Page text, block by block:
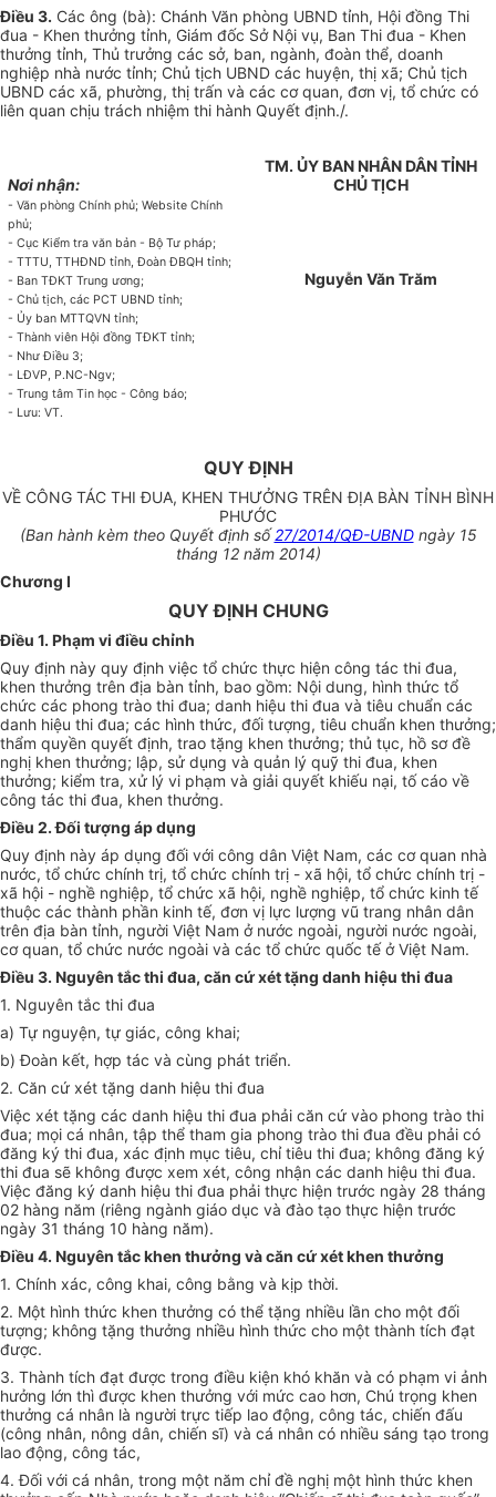
Điều 3. Các ông (bà): Chánh Văn phòng UBND tỉnh, Hội đồng Thi
đua - Khen thưởng tỉnh, Giám đốc Sở Nội vụ, Ban Thi đua - Khen
thưởng tỉnh, Thủ trưởng các sở, ban, ngành, đoàn thể, doanh
nghiệp nhà nước tỉnh; Chủ tịch UBND các huyện, thị xã; Chủ tịch
UBND các xã, phường, thị trấn và các cơ quan, đơn vị, tổ chức có
liên quan chịu trách nhiệm thi hành Quyết định./.
Nơi nhận:
- Văn phòng Chính phủ; Website Chính
phủ;
- Cục Kiểm tra văn bản - Bộ Tư pháp;
- TTTU, TTHĐND tỉnh, Đoàn ĐBQH tỉnh;
- Ban TĐKT Trung ương;
- Chủ tịch, các PCT UBND tỉnh;
- Ủy ban MTTQVN tỉnh;
- Thành viên Hội đồng TĐKT tỉnh;
- Như Điều 3;
- LĐVP, P.NC-Ngv;
- Trung tâm Tin học - Công báo;
- Lưu: VT.
TM. ỦY BAN NHÂN DÂN TỈNH
CHỦ TỊCH
Nguyễn Văn Trăm
QUY ĐỊNH
VỀ CÔNG TÁC THI ĐUA, KHEN THƯỞNG TRÊN ĐỊA BÀN TỈNH BÌNH
PHƯỚC
(Ban hành kèm theo Quyết định số27/2014/QĐ-UBNDngày 15
tháng 12 năm 2014)
Chương I
QUY ĐỊNH CHUNG
Điều 1. Phạm vi điều chỉnh
Quy định này quy định việc tổ chức thực hiện công tác thi đua,
khen thưởng trên địa bàn tỉnh, bao gồm: Nội dung, hình thức tổ
chức các phong trào thi đua; danh hiệu thi đua và tiêu chuẩn các
danh hiệu thi đua; các hình thức, đối tượng, tiêu chuẩn khen thưởng;
thẩm quyền quyết định, trao tặng khen thưởng; thủ tục, hồ sơ đề
nghị khen thưởng; lập, sử dụng và quản lý quỹ thi đua, khen
thưởng; kiểm tra, xử lý vi phạm và giải quyết khiếu nại, tố cáo về
công tác thi đua, khen thưởng.
Điều 2. Đối tượng áp dụng
Quy định này áp dụng đối với công dân Việt Nam, các cơ quan nhà
nước, tổ chức chính trị, tổ chức chính trị - xã hội, tổ chức chính trị -
xã hội - nghề nghiệp, tổ chức xã hội, nghề nghiệp, tổ chức kinh tế
thuộc các thành phần kinh tế, đơn vị lực lượng vũ trang nhân dân
trên địa bàn tỉnh, người Việt Nam ở nước ngoài, người nước ngoài,
cơ quan, tổ chức nước ngoài và các tổ chức quốc tế ở Việt Nam.
Điều 3. Nguyên tắc thi đua, căn cứ xét tặng danh hiệu thi đua
1. Nguyên tắc thi đua
a) Tự nguyện, tự giác, công khai;
b) Đoàn kết, hợp tác và cùng phát triển.
2. Căn cứ xét tặng danh hiệu thi đua
Việc xét tặng các danh hiệu thi đua phải căn cứ vào phong trào thi
đua; mọi cá nhân, tập thể tham gia phong trào thi đua đều phải có
đăng ký thi đua, xác định mục tiêu, chỉ tiêu thi đua; không đăng ký
thi đua sẽ không được xem xét, công nhận các danh hiệu thi đua.
Việc đăng ký danh hiệu thi đua phải thực hiện trước ngày 28 tháng
02 hàng năm (riêng ngành giáo dục và đào tạo thực hiện trước
ngày 31 tháng 10 hàng năm).
Điều 4. Nguyên tắc khen thưởng và căn cứ xét khen thưởng
1. Chính xác, công khai, công bằng và kịp thời.
2. Một hình thức khen thưởng có thể tặng nhiều lần cho một đối
tượng; không tặng thưởng nhiều hình thức cho một thành tích đạt
được.
3. Thành tích đạt được trong điều kiện khó khăn và có phạm vi ảnh
hưởng lớn thì được khen thưởng với mức cao hơn, Chú trọng khen
thưởng cá nhân là người trực tiếp lao động, công tác, chiến đấu
(công nhân, nông dân, chiến sĩ) và cá nhân có nhiều sáng tạo trong
lao động, công tác,
4. Đối với cá nhân, trong một năm chỉ đề nghị một hình thức khen